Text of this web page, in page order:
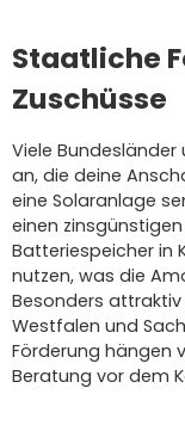
Staatliche
Zuschüsse
Viele
an, die deine
eine Solaranlage
einen
Batteriespeicher in
nutzen, was die
Besonders
Westfalen und
Förderung hängen
Beratung vor dem